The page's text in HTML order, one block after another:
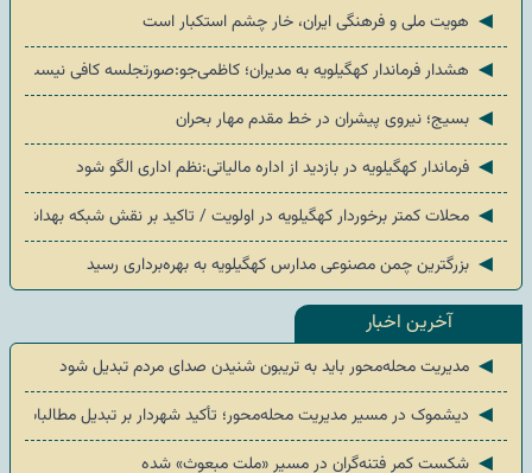
◄ هویت ملی و فرهنگی ایران، خار چشم استکبار است
◄ هشدار فرماندار کهگیلویه به مدیران؛ کاظمی‌جو:صورتجلسه کافی نیست،
◄ بسیج؛ نیروی پیشران در خط مقدم مهار بحران
◄ فرماندار کهگیلویه در بازدید از اداره مالیاتی:نظم اداری الگو شود
◄ محلات کمتر برخوردار کهگیلویه در اولویت / تاکید بر نقش شبکه
◄ بزرگترین چمن مصنوعی مدارس کهگیلویه به بهره‌برداری رسید
آخرین اخبار
◄ مدیریت محله‌محور باید به تریبون شنیدن صدای مردم تبدیل شود
◄ دیشموک در مسیر مدیریت محله‌محور؛ تأکید شهردار بر تبدیل مطالبات
◄ شکست کمر فتنه‌گران در مسیر «ملت مبعوث» شده